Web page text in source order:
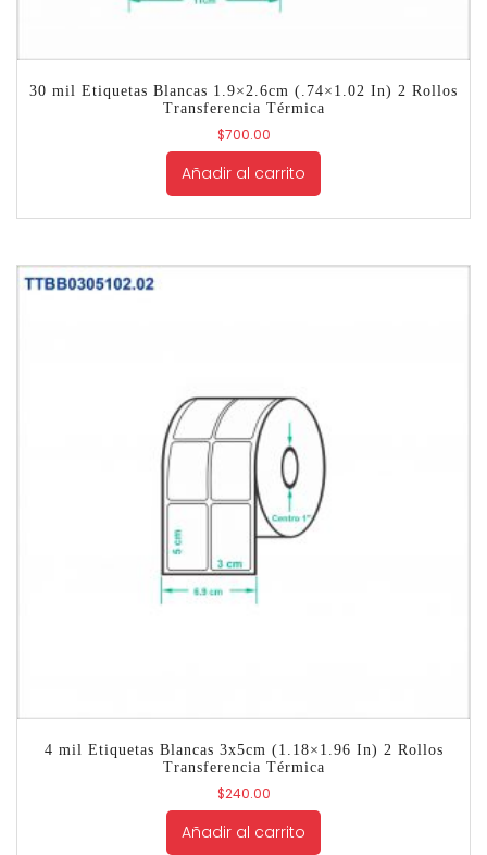
30 mil Etiquetas Blancas 1.9×2.6cm (.74×1.02 In) 2 Rollos
Transferencia Térmica
$700.00
Añadir al carrito
4 mil Etiquetas Blancas 3x5cm (1.18×1.96 In) 2 Rollos
Transferencia Térmica
$240.00
Añadir al carrito